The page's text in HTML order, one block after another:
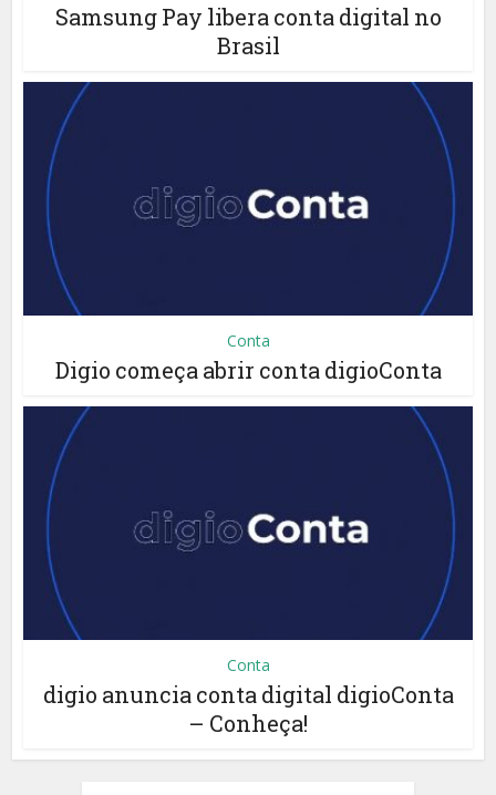
Samsung Pay libera conta digital no
Brasil
Conta
Digio começa abrir conta digioConta
Conta
digio anuncia conta digital digioConta
– Conheça!